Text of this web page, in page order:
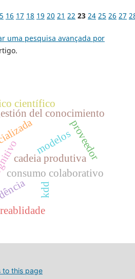
16 17 18 19 20 21 22 23 24 25 26 27
uma pesquisa avançada por
consumo colaborativo
kdd
del conocimiento
cadeia produtiva
científico
modelosproveedor